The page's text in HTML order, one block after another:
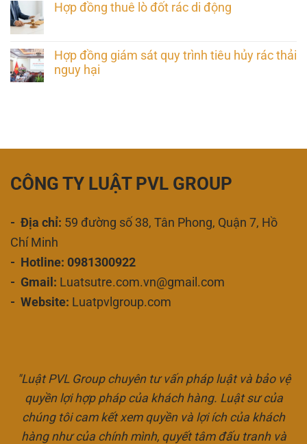
Hợp đồng thuê lò đốt rác di động
Hợp đồng giám sát quy trình tiêu hủy rác thải
nguy hại
CÔNG TY LUẬT PVL GROUP
- Địa chỉ: 59 đường số 38, Tân Phong, Quận 7, Hồ
Chí Minh
- Hotline: 0981300922
- Gmail: Luatsutre.com.vn@gmail.com
- Website: Luatpvlgroup.com
"Luật PVL Group chuyên tư vấn pháp luật và bảo vệ
quyền lợi hợp pháp của khách hàng. Luật sư của
chúng tôi cam kết xem quyền và lợi ích của khách
hàng như của chính mình, quyết tâm đấu tranh và